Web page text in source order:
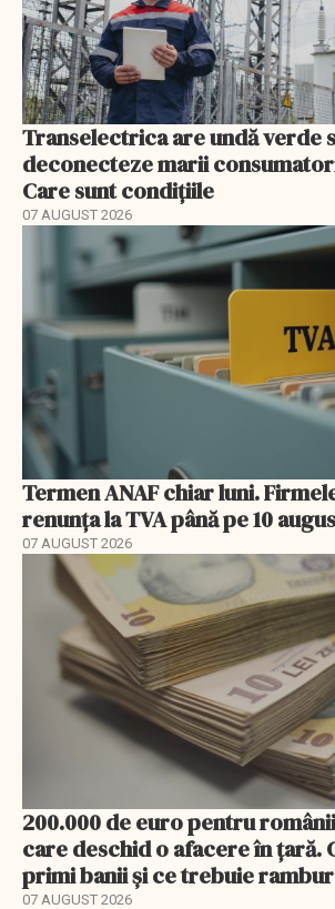
Transelectrica are undă verde
deconecteze marii
Care sunt condițiile
07 AUGUST 2026
Termen ANAF chiar luni.
renunța la TVA până pe 10
07 AUGUST 2026
200.000 de euro pentru
care deschid o afacere în țară.
primi banii și ce trebuie
07 AUGUST 2026